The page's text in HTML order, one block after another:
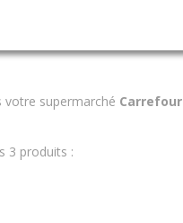
votre supermarché Carrefour
3 produits :